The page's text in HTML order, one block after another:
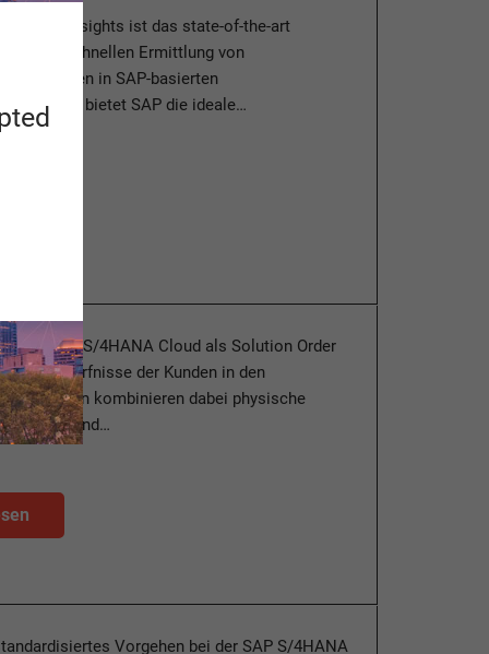
Process Insights ist das state-of-the-art
zur schnellen Ermittlung von
in SAP-basierten
und bietet SAP die ideale…
in SAP S/4HANA Cloud als Solution Order
die Bedürfnisse der Kunden in den
kombinieren dabei physische
und…
Vorgehen bei der SAP S/4HANA